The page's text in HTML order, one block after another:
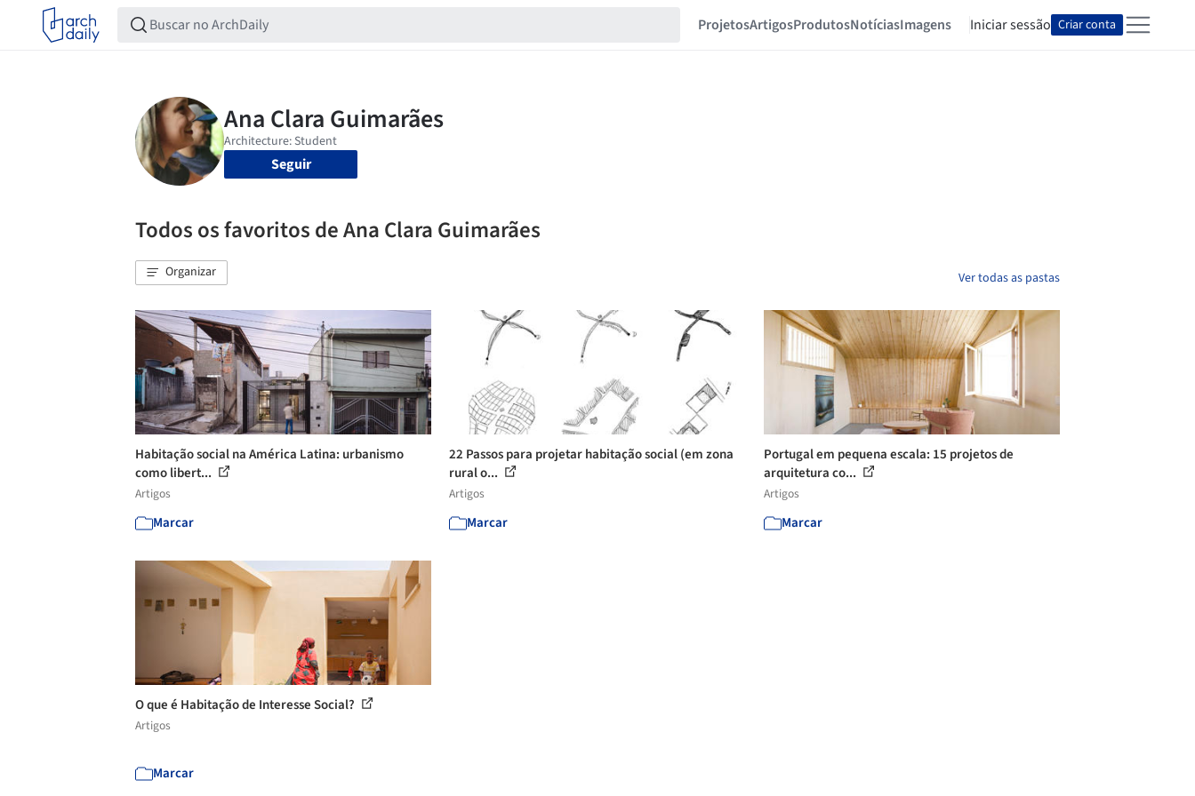
ProjetosArtigosProdutosNotíciasImagens Iniciar sessão Criar conta
Seguir
Todos os favoritos de Ana Clara Guimarães
Organizar Ver todas as pastas
Habitação social na América Latina: urbanismo
como libert...
Artigos
Marcar
22 Passos para projetar habitação social (em zona
rural o...
Artigos
Marcar
Portugal em pequena escala: 15 projetos de
arquitetura co...
Artigos
Marcar
O que é Habitação de Interesse Social?
Artigos
Marcar